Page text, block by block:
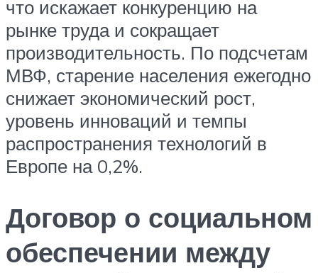
что искажает конкуренцию на
рынке труда и сокращает
производительность. По подсчетам
МВФ, старение населения ежегодно
снижает экономический рост,
уровень инноваций и темпы
распространения технологий в
Европе на 0,2%.
Договор о социальном
обеспечении между